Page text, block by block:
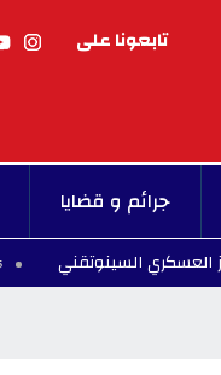
تابعونا على
جرائم و قضايا
23:05 - 2026/08/07